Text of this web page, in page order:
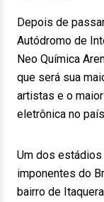
Depois de
Autódromo de
Neo Química
que será sua
artistas e o
eletrônica no
Um dos
imponentes do
bairro de